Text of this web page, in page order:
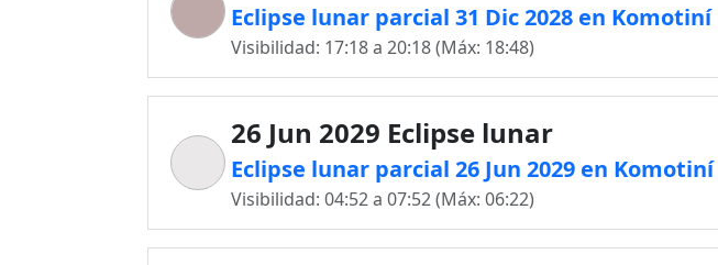
Eclipse lunar parcial 31 Dic 2028 en Komotiní
Visibilidad: 17:18 a 20:18 (Máx: 18:48)
26 Jun 2029 Eclipse lunar
Eclipse lunar parcial 26 Jun 2029 en Komotiní
Visibilidad: 04:52 a 07:52 (Máx: 06:22)